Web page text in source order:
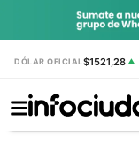
DÓLAR OFICIAL$1521,28 ▲